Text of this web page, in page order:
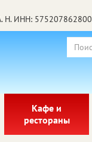
Н. ИНН: 575207862800
Кафе и
рестораны